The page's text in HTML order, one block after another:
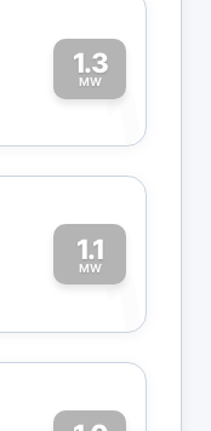
1.3
MW1
1.1
MW1